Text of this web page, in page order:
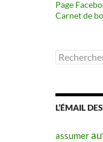
Page
Carnet de
Rechercher :
L’ÉMAIL
assumer